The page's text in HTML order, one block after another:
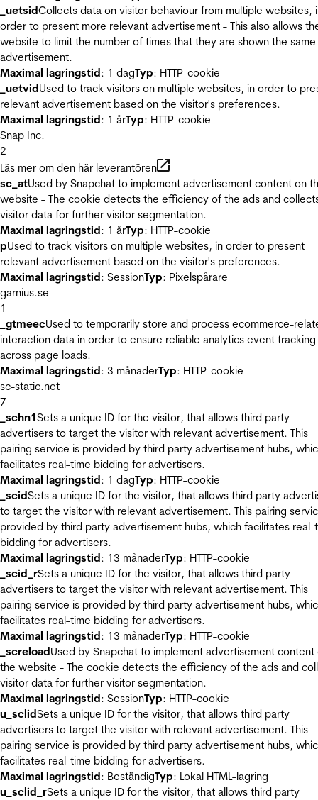
_uetsidCollects data on visitor behaviour from multiple websites,
order to present more relevant advertisement - This also allows
website to limit the number of times that they are shown the same
advertisement.
Maximal lagringstid: 1 dagTyp: HTTP-cookie
_uetvidUsed to track visitors on multiple websites, in order to
relevant advertisement based on the visitor's preferences.
Maximal lagringstid: 1 årTyp: HTTP-cookie
Snap Inc.
2
Läs mer om den här leverantören
sc_atUsed by Snapchat to implement advertisement content on
website - The cookie detects the efficiency of the ads and
visitor data for further visitor segmentation.
Maximal lagringstid: 1 årTyp: HTTP-cookie
pUsed to track visitors on multiple websites, in order to present
relevant advertisement based on the visitor's preferences.
Maximal lagringstid: SessionTyp: Pixelspårare
garnius.se
1
_gtmeecUsed to temporarily store and process ecommerce-
interaction data in order to ensure reliable analytics event tracking
across page loads.
Maximal lagringstid: 3 månaderTyp: HTTP-cookie
sc-static.net
7
_schn1Sets a unique ID for the visitor, that allows third party
advertisers to target the visitor with relevant advertisement. This
pairing service is provided by third party advertisement hubs,
facilitates real-time bidding for advertisers.
Maximal lagringstid: 1 dagTyp: HTTP-cookie
_scidSets a unique ID for the visitor, that allows third party
to target the visitor with relevant advertisement. This pairing
provided by third party advertisement hubs, which facilitates real-
bidding for advertisers.
Maximal lagringstid: 13 månaderTyp: HTTP-cookie
_scid_rSets a unique ID for the visitor, that allows third party
advertisers to target the visitor with relevant advertisement. This
pairing service is provided by third party advertisement hubs,
facilitates real-time bidding for advertisers.
Maximal lagringstid: 13 månaderTyp: HTTP-cookie
_screloadUsed by Snapchat to implement advertisement content
the website - The cookie detects the efficiency of the ads and
visitor data for further visitor segmentation.
Maximal lagringstid: SessionTyp: HTTP-cookie
u_sclidSets a unique ID for the visitor, that allows third party
advertisers to target the visitor with relevant advertisement. This
pairing service is provided by third party advertisement hubs,
facilitates real-time bidding for advertisers.
Maximal lagringstid: BeständigTyp: Lokal HTML-lagring
u_sclid_rSets a unique ID for the visitor, that allows third party